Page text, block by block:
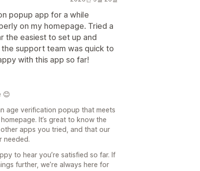
popup app for a while
on my homepage. Tried a
the easiest to set up and
support team was quick to
with this app so far!
😊
age verification popup that meets
It’s great to know the
apps you tried, and that our
needed.
to hear you’re satisfied so far. If
further, we’re always here for